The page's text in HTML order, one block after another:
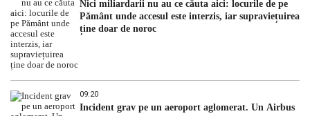
Nici miliardarii nu au ce căuta aici: locurile de pe
Pământ unde accesul este interzis, iar supraviețuirea
ține doar de noroc
09:20
Incident grav pe un aeroport aglomerat. Un Airbus